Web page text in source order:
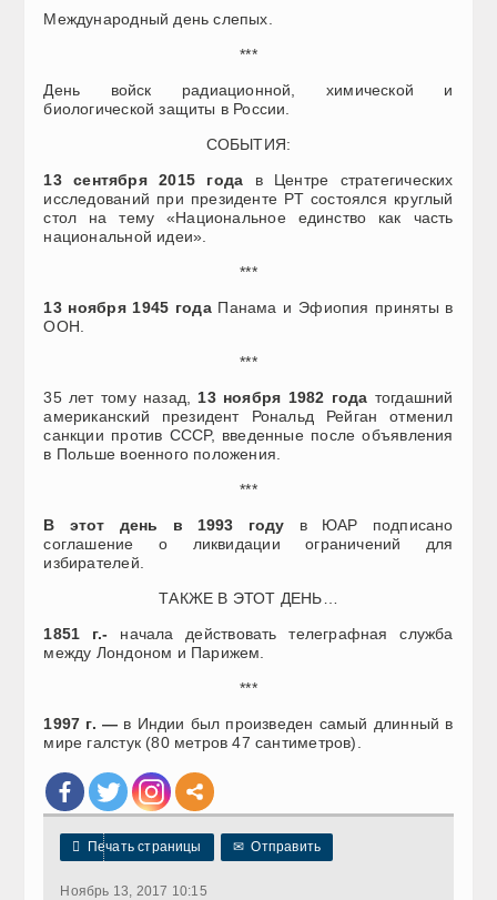
Международный день слепых.
***
День войск радиационной, химической и
биологической защиты в России.
СОБЫТИЯ:
13 сентября 2015 года в Центре стратегических
исследований при президенте РТ состоялся круглый
стол на тему «Национальное единство как часть
национальной идеи».
***
13 ноября 1945 годаПанама и Эфиопия приняты в
ООН.
***
35 лет тому назад, 13 ноября 1982 года тогдашний
американский президент Рональд Рейган отменил
санкции против СССР, введенные после объявления
в Польше военного положения.
***
В этот день в 1993 году в ЮАР подписано
соглашение о ликвидации ограничений для
избирателей.
ТАКЖЕ В ЭТОТ ДЕНЬ…
1851 г.- начала действовать телеграфная служба
между Лондоном и Парижем.
***
1997 г. — в Индии был произведен самый длинный в
мире галстук (80 метров 47 сантиметров).
 Печать страницы ✉ Отправить
Ноябрь 13, 2017 10:15